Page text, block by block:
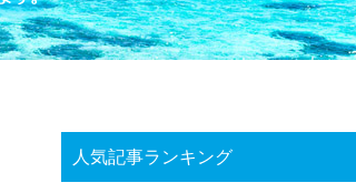
人気記事ランキング